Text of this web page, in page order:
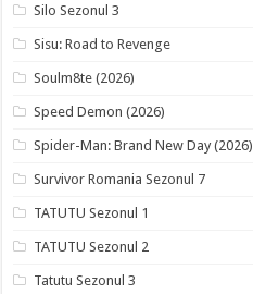
Silo Sezonul 3
Sisu: Road to Revenge
Soulm8te (2026)
Speed Demon (2026)
Spider-Man: Brand New Day (2026)
Survivor Romania Sezonul 7
TATUTU Sezonul 1
TATUTU Sezonul 2
Tatutu Sezonul 3